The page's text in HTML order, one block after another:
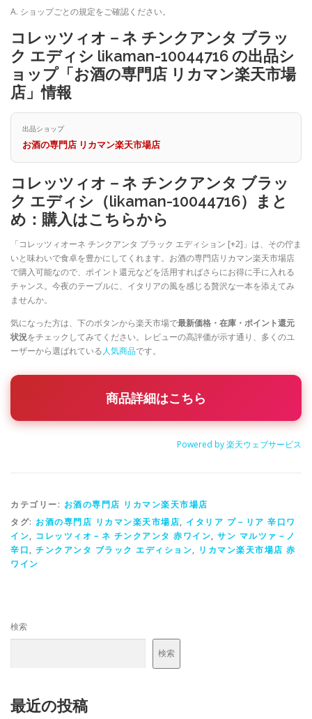
A. ショップごとの規定をご確認ください。
コレッツィオ－ネ チンクアンタ ブラッ
ク エディシ likaman-10044716 の出品シ
ョップ「お酒の専門店 リカマン楽天市場
店」情報
出品ショップ
お酒の専門店 リカマン楽天市場店
コレッツィオ－ネ チンクアンタ ブラッ
ク エディシ（likaman-10044716）まと
め：購入はこちらから
「コレッツィオーネ チンクアンタ ブラック エディション [+2]」は、その佇ま
いと味わいで食卓を豊かにしてくれます。お酒の専門店リカマン楽天市場店
で購入可能なので、ポイント還元などを活用すればさらにお得に手に入れる
チャンス。今夜のテーブルに、イタリアの風を感じる贅沢な一本を添えてみ
ませんか。
気になった方は、下のボタンから楽天市場で最新価格・在庫・ポイント還元
状況をチェックしてみてください。レビューの高評価が示す通り、多くのユ
ーザーから選ばれている人気商品です。
商品詳細はこちら
Powered by 楽天ウェブサービス
カテゴリー: お酒の専門店 リカマン楽天市場店
タグ: お酒の専門店 リカマン楽天市場店, イタリア プ－リア 辛口ワ
イン, コレッツィオ－ネ チンクアンタ 赤ワイン, サン マルツァ－ノ
辛口, チンクアンタ ブラック エディション, リカマン楽天市場店 赤
ワイン
検索
検索
最近の投稿